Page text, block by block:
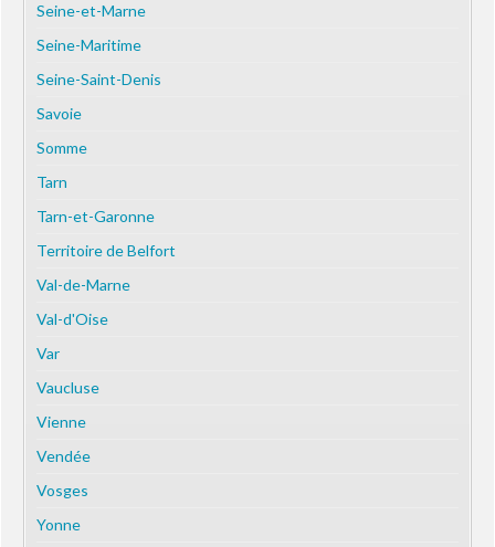
Seine-et-Marne
Seine-Maritime
Seine-Saint-Denis
Savoie
Somme
Tarn
Tarn-et-Garonne
Territoire de Belfort
Val-de-Marne
Val-d'Oise
Var
Vaucluse
Vienne
Vendée
Vosges
Yonne